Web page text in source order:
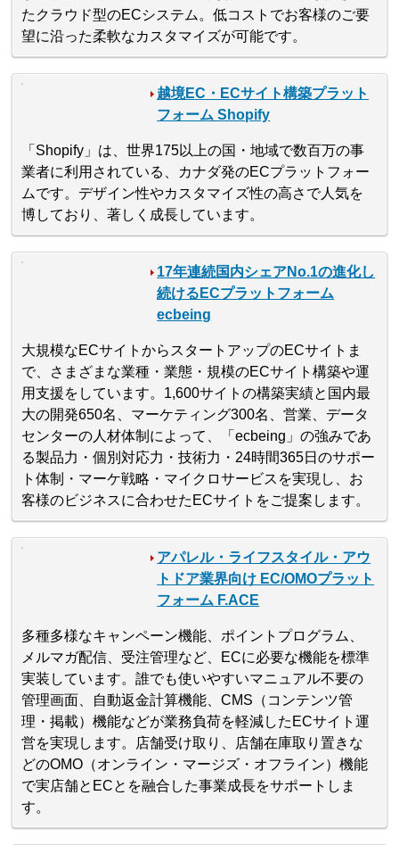
たクラウド型のECシステム。低コストでお客様のご要
望に沿った柔軟なカスタマイズが可能です。
越境EC・ECサイト構築プラット
フォーム Shopify
「Shopify」は、世界175以上の国・地域で数百万の事
業者に利用されている、カナダ発のECプラットフォー
ムです。デザイン性やカスタマイズ性の高さで人気を
博しており、著しく成長しています。
17年連続国内シェアNo.1の進化し
続けるECプラットフォーム
ecbeing
大規模なECサイトからスタートアップのECサイトま
で、さまざまな業種・業態・規模のECサイト構築や運
用支援をしています。1,600サイトの構築実績と国内最
大の開発650名、マーケティング300名、営業、データ
センターの人材体制によって、「ecbeing」の強みであ
る製品力・個別対応力・技術力・24時間365日のサポー
ト体制・マーケ戦略・マイクロサービスを実現し、お
客様のビジネスに合わせたECサイトをご提案します。
アパレル・ライフスタイル・アウ
トドア業界向け EC/OMOプラット
フォーム F.ACE
多種多様なキャンペーン機能、ポイントプログラム、
メルマガ配信、受注管理など、ECに必要な機能を標準
実装しています。誰でも使いやすいマニュアル不要の
管理画面、自動返金計算機能、CMS（コンテンツ管
理・掲載）機能などが業務負荷を軽減したECサイト運
営を実現します。店舗受け取り、店舗在庫取り置きな
どのOMO（オンライン・マージズ・オフライン）機能
で実店舗とECとを融合した事業成長をサポートしま
す。